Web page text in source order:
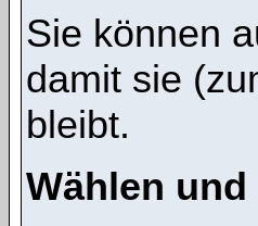
Sie können
damit sie
bleibt.
Wählen